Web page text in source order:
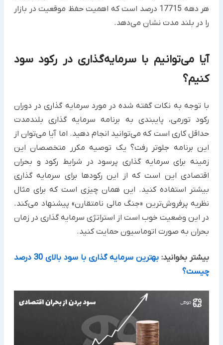
هر دهه 17715 درصد است که اهمیت حفظ موقعیت در بازار
را در بلند مدت نشان می‌دهد.
آیا می‌توانیم با سرمایه‌گذاری در رکود سود
کنیم؟
با توجه به نکات گفته شده در مورد سرمایه گذاری در دوران
رکود تورمی، پایبندی به برنامه سرمایه گذاری بلندمدت
حداقل کاری است که می‌توانید انجام دهید. اما آیا می‌توان از
این برنامه جلوتر رفت؟ یک توصیه مکرر متخصصان این
زمینه برای سرمایه گذاری پرسود در شرایط رکود و بحران
اقتصادی این است که از این رکودها برای سرمایه گذاری
بیشتر استفاده کنید. این همان چیزی است که برای مثال
نظریه پرفروش‌ترین «جنگ مالی نامتقارن» پیشنهاد می‌کند.
در این وضعیت خوب است از استراتژی سرمایه‌ گذاری در زمان
بحران به صورت اتوماسیون حمایت کنید.
بیشتر بخوانید:
بهترین سرمایه گذاری با سود بالای 30 درصد
چیست؟